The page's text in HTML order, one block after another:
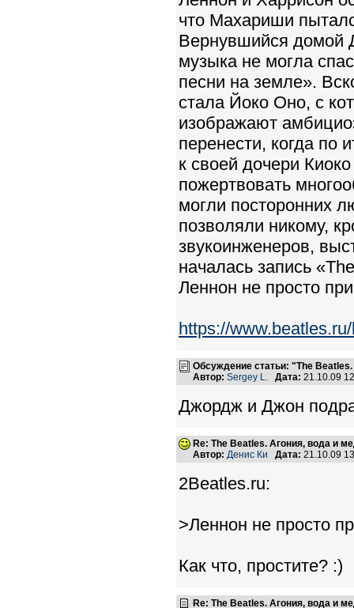
что Махариши
Вернувшийся домой
музыка не могла
песни на земле».
стала Йоко Оно, с
изображают
перенести, когда по
к своей дочери
пожертвовать
могли посторонних
позволяли никому,
звукоинженеров,
началась запись
Леннон не просто
https://
Обсуждение статьи: "The
Автор: Sergey L. Дата: 21.10.09
Джордж и Джон
Re: The Beatles. Агония, вода и
Автор: Денис Ки Дата: 21.10.09
2Beatles.ru:
>Леннон не просто
Как что, простите? :)
Re: The Beatles. Агония, вода и